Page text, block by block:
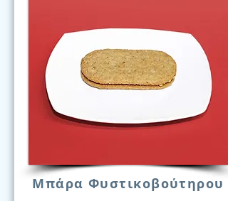
Μπάρα Φυστικοβούτηρου